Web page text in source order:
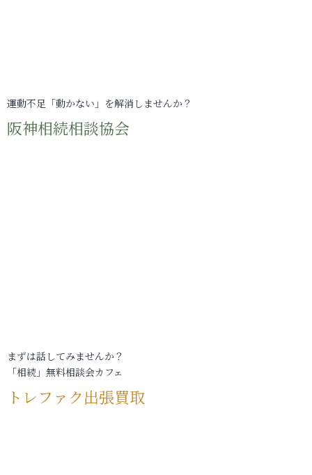
運動不足「動かない」を解消しませんか？
阪神相続相談協会
まずは話してみませんか？
「相続」無料相談会カフェ
トレファク出張買取